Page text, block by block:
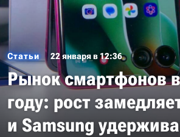
Статьи 22 января в 12:36
Рынок смартфонов
году: рост
и Samsung